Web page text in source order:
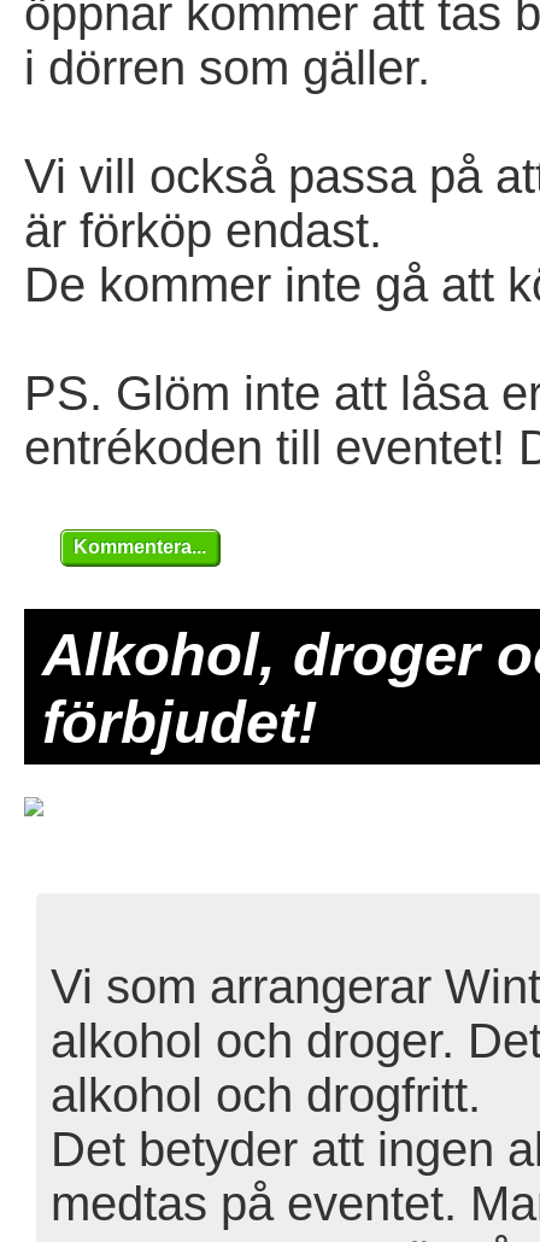
öppnar kommer att tas
i dörren som gäller.
Vi vill också passa på
är förköp endast.
De kommer inte gå att
PS. Glöm inte att låsa
entrékoden till eventet!
Kommentera...
Alkohol, droger
förbjudet!
Vi som arrangerar
alkohol och droger.
alkohol och drogfritt.
Det betyder att ingen
medtas på eventet.